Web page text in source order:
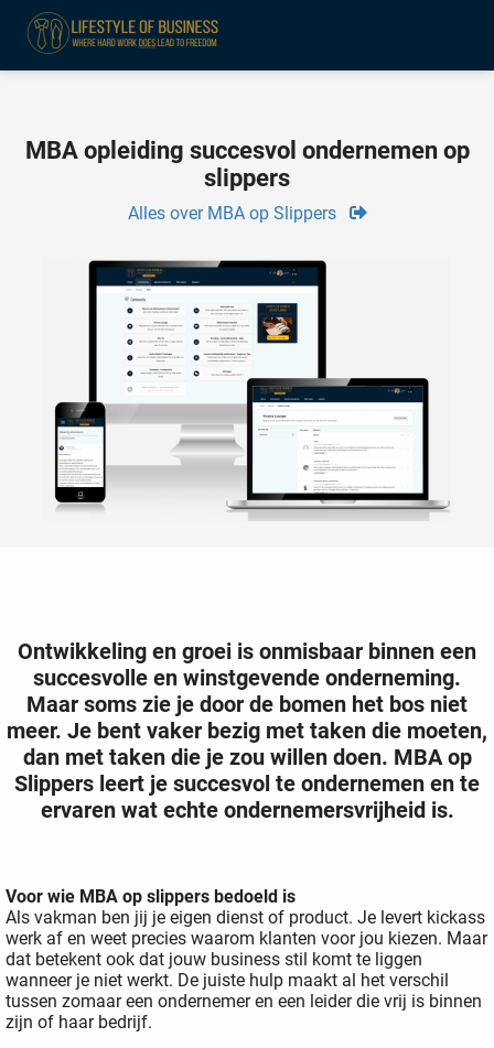
MBA opleiding succesvol ondernemen op
slippers
Alles over MBA op Slippers
Ontwikkeling en groei is onmisbaar binnen een
succesvolle en winstgevende onderneming.
Maar soms zie je door de bomen het bos niet
meer. Je bent vaker bezig met taken die moeten,
dan met taken die je zou willen doen. MBA op
Slippers leert je succesvol te ondernemen en te
ervaren wat echte ondernemersvrijheid is.
Voor wie MBA op slippers bedoeld is
Als vakman ben jij je eigen dienst of product. Je levert kickass
werk af en weet precies waarom klanten voor jou kiezen. Maar
dat betekent ook dat jouw business stil komt te liggen
wanneer je niet werkt. De juiste hulp maakt al het verschil
tussen zomaar een ondernemer en een leider die vrij is binnen
zijn of haar bedrijf.
gebruikt
en
worden
om
te
over
van
gebruikt
te
de